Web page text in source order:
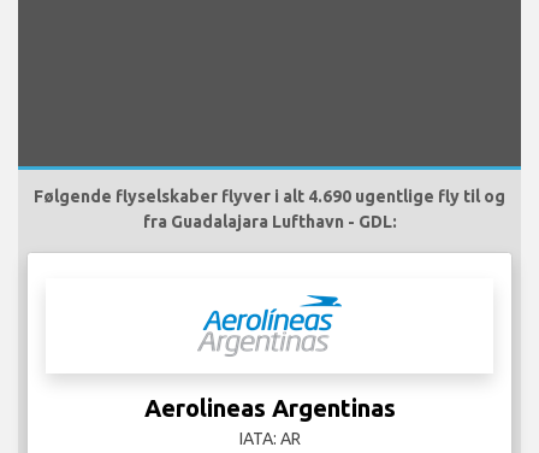
Følgende flyselskaber flyver i alt 4.690 ugentlige fly til og
fra Guadalajara Lufthavn - GDL:
Aerolineas Argentinas
IATA: AR